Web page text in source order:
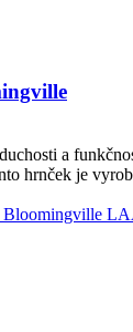
a
hrnček je